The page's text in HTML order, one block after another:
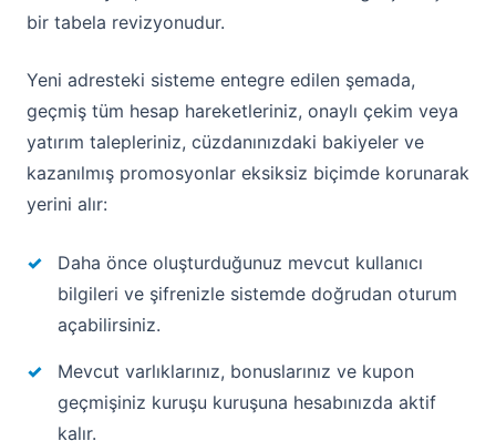
bir tabela revizyonudur.
Yeni adresteki sisteme entegre edilen şemada,
geçmiş tüm hesap hareketleriniz, onaylı çekim veya
yatırım talepleriniz, cüzdanınızdaki bakiyeler ve
kazanılmış promosyonlar eksiksiz biçimde korunarak
yerini alır:
Daha önce oluşturduğunuz mevcut kullanıcı
bilgileri ve şifrenizle sistemde doğrudan oturum
açabilirsiniz.
Mevcut varlıklarınız, bonuslarınız ve kupon
geçmişiniz kuruşu kuruşuna hesabınızda aktif
kalır.